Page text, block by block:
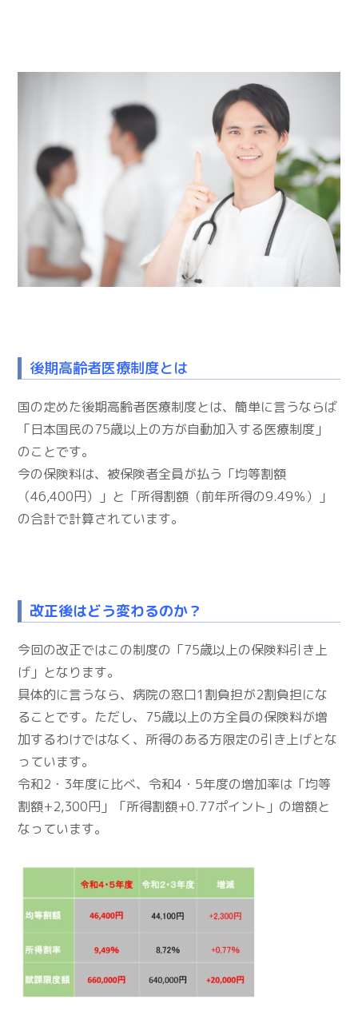
後期高齢者医療制度とは
国の定めた後期高齢者医療制度とは、簡単に言うならば
「日本国民の75歳以上の方が自動加入する医療制度」
のことです。
今の保険料は、被保険者全員が払う「均等割額
（46,400円）」と「所得割額（前年所得の9.49％）」
の合計で計算されています。
改正後はどう変わるのか？
今回の改正ではこの制度の「75歳以上の保険料引き上
げ」となります。
具体的に言うなら、病院の窓口1割負担が2割負担にな
ることです。ただし、75歳以上の方全員の保険料が増
加するわけではなく、所得のある方限定の引き上げとな
っています。
令和2・3年度に比べ、令和4・5年度の増加率は「均等
割額+2,300円」「所得割額+0.77ポイント」の増額と
なっています。